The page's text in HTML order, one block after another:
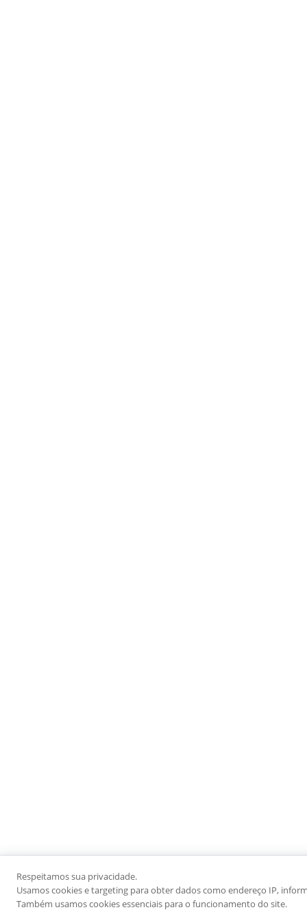
Respeitamos sua privacidade.
Usamos cookies e targeting para obter dados como endereço IP,
Também usamos cookies essenciais para o funcionamento do site.